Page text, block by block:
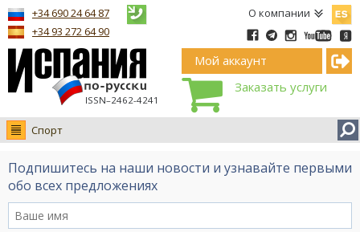
О компании
ISSN–2462-4241
+34 690 24 64 87
+34 93 272 64 90
Мой аккаунт
Заказать услуги
Спорт
Новости
Интервью
Видео Ruso.TV
Подпишитесь на наши новости и узнавайте первыми
обо всех предложениях